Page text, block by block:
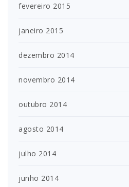
fevereiro 2015
janeiro 2015
dezembro 2014
novembro 2014
outubro 2014
agosto 2014
julho 2014
junho 2014